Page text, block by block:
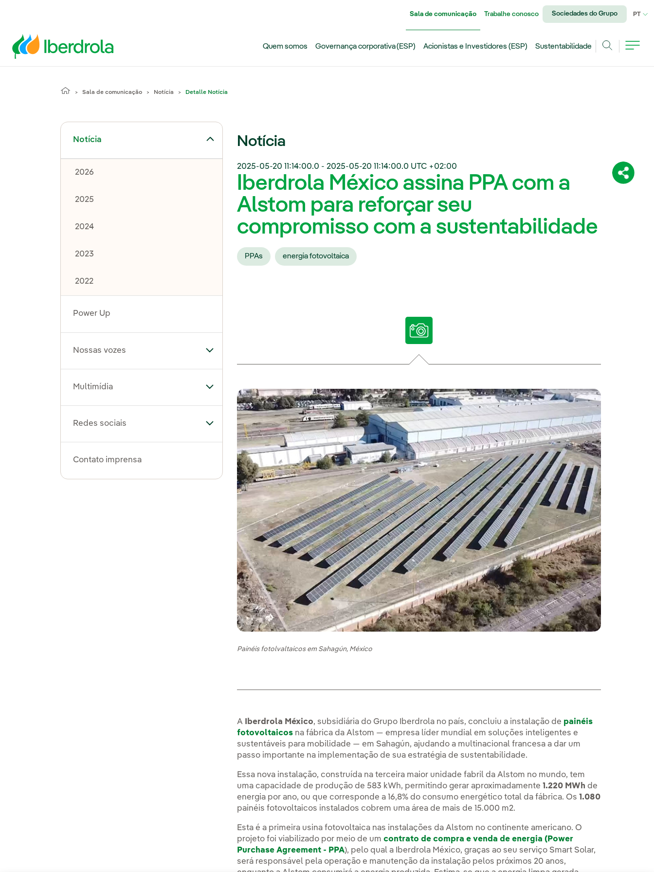
Sala de comunicação Trabalhe conosco Sociedades do Grupo PT
Quem somos Governança corporativa (ESP) Acionistas e Investidores (ESP)
Sustentabilidade
Sala de comunicação Notícia Detalle Notícia
Notícia
Alternar submenu de Notícia
2026
2025
2024
2023
2022
Power Up
Nossas vozes Alternar submenu de Nossas vozes
Multimídia Alternar submenu de Multimídia
Redes sociais Alternar submenu de Redes sociais
Contato imprensa
Notícia
2025-05-20 11:14:00.0 - 2025-05-20 11:14:00.0 UTC +02:00
Iberdrola México assina PPA com a
Alstom para reforçar seu
compromisso com a sustentabilidade
PPAs energia fotovoltaica
Painéis fotolvaltaicos em Sahagún, México
A Iberdrola México, subsidiária do Grupo Iberdrola no país, concluiu a instalação de painéis
fotovoltaicos na fábrica da Alstom — empresa líder mundial em soluções inteligentes e
sustentáveis para mobilidade — em Sahagún, ajudando a multinacional francesa a dar um
passo importante na implementação de sua estratégia de sustentabilidade.
Essa nova instalação, construída na terceira maior unidade fabril da Alstom no mundo, tem
uma capacidade de produção de 583 kWh, permitindo gerar aproximadamente1.220 MWh de
energia por ano, ou que corresponde a 16,8% do consumo energético total da fábrica. Os1.080
painéis fotovoltaicos instalados cobrem uma área de mais de 15.000 m2.
Esta é a primeira usina fotovoltaica nas instalações da Alstom no continente americano. O
projeto foi viabilizado por meio de umcontrato de compra e venda de energia (Power
Purchase Agreement - PPA), pelo qual a Iberdrola México, graças ao seu serviço Smart Solar,
será responsável pela operação e manutenção da instalação pelos próximos 20 anos,